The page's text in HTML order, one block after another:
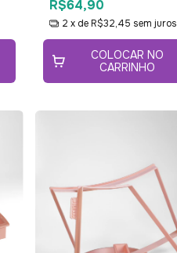
R$64,90
2 x de R$32,45 sem juros
COLOCAR NO
CARRINHO